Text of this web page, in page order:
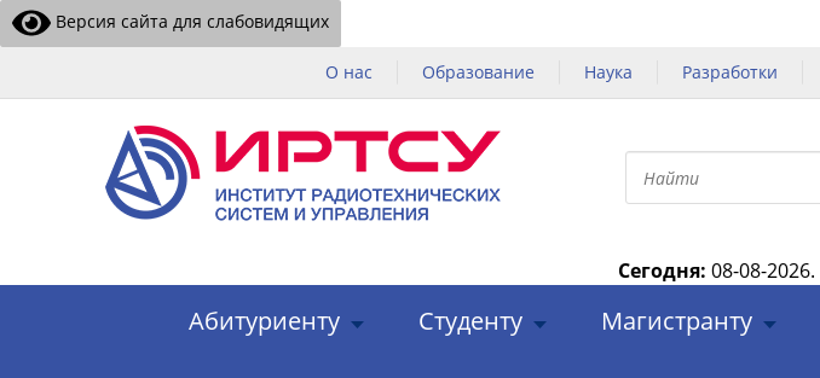
Версия сайта для слабовидящих
О нас Образование Наука Разработки
Сегодня: 08-08-2026.
Абитуриенту Студенту Магистранту